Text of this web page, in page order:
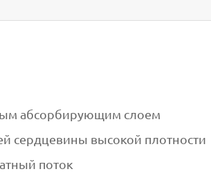
абсорбирующим слоем
сердцевины высокой плотности
поток